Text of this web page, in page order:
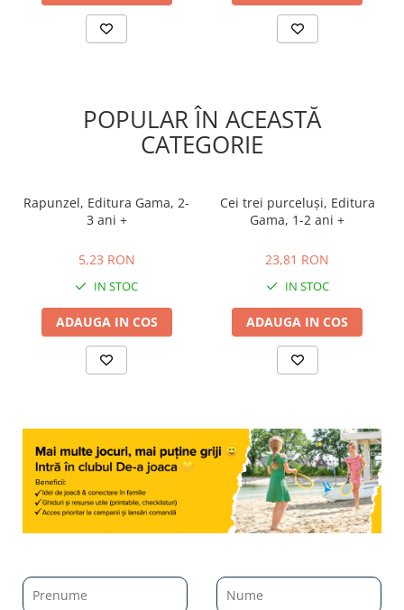
POPULAR ÎN ACEASTĂ
CATEGORIE
Rapunzel, Editura Gama, 2-
3 ani +
5,23 RON
IN STOC
ADAUGA IN COS
Cei trei purceluși, Editura
Gama, 1-2 ani +
23,81 RON
IN STOC
ADAUGA IN COS